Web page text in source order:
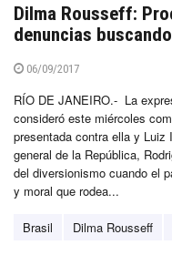
Dilma Rousseff:
denuncias
06/09/2017
RÍO DE JANEIRO.- La
consideró este miércoles
presentada contra ella y Luiz
general de la República,
del diversionismo cuando el
y moral que rodea...
Brasil Dilma Rousseff